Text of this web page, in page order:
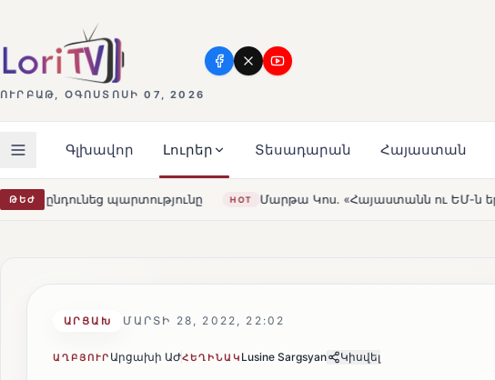
ՈՒՐԲԱԹ, ՕԳՈՍՏՈՍԻ 07, 2026
Գլխավոր Լուրեր Տեսադարան Հայաստան
ԹԵԺ HOT Մարթա Կոս. «Հայաստանն ու ԵՄ-ն երբեք այսքան մոտ չեն եղել»
ԱՐՑԱԽ ՄԱՐՏԻ 28, 2022, 22:02
ԱՂԲՅՈՒՐ Արցախի ԱԺՀԵՂԻՆԱԿ Lusine Sargsyan Կիսվել